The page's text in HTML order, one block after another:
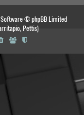
© phpBB Limited
Pettis)